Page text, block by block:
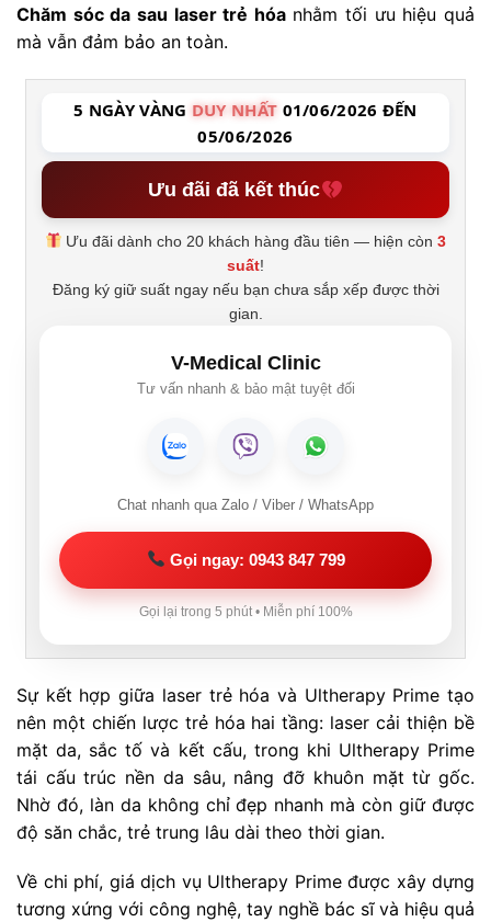
Chăm sóc da sau laser trẻ hóanhằm tối ưu hiệu quả
mà vẫn đảm bảo an toàn.
5 NGÀY VÀNG DUY NHẤT 01/06/2026 ĐẾN
05/06/2026
Ưu đãi đã kết thúc
Ưu đãi dành cho 20 khách hàng đầu tiên — hiện còn3
suất!
Đăng ký giữ suất ngay nếu bạn chưa sắp xếp được thời
gian.
V-Medical Clinic
Tư vấn nhanh & bảo mật tuyệt đối
Chat nhanh qua Zalo / Viber / WhatsApp
Gọi ngay: 0943 847 799
Gọi lại trong 5 phút • Miễn phí 100%
Sự kết hợp giữa laser trẻ hóa và Ultherapy Prime tạo
nên một chiến lược trẻ hóa hai tầng: laser cải thiện bề
mặt da, sắc tố và kết cấu, trong khi Ultherapy Prime
tái cấu trúc nền da sâu, nâng đỡ khuôn mặt từ gốc.
Nhờ đó, làn da không chỉ đẹp nhanh mà còn giữ được
độ săn chắc, trẻ trung lâu dài theo thời gian.
Về chi phí, giá dịch vụ Ultherapy Prime được xây dựng
tương xứng với công nghệ, tay nghề bác sĩ và hiệu quả